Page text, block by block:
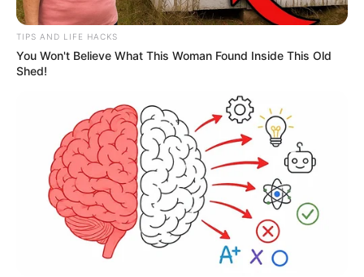
Metro de Medellín
El ingreso de bicicletas de marco rígido a la red Metro es
permitido en horas valle
TIPS AND LIFE HACKS
You Won't Believe What This Woman Found Inside This Old
Shed!